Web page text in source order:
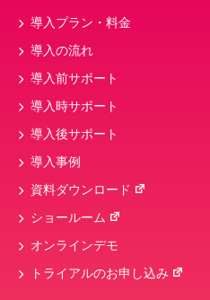
導入プラン・料金
導入の流れ
導入前サポート
導入時サポート
導入後サポート
導入事例
資料ダウンロード
ショールーム
オンラインデモ
トライアルのお申し込み